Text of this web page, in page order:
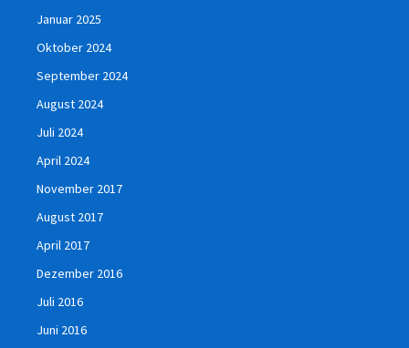
Januar 2025
Oktober 2024
September 2024
August 2024
Juli 2024
April 2024
November 2017
August 2017
April 2017
Dezember 2016
Juli 2016
Juni 2016